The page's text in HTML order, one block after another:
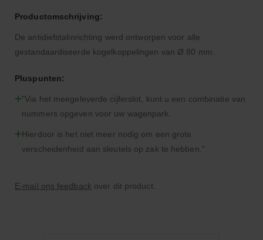
Productomschrijving:
De antidiefstalinrichting werd ontworpen voor alle
gestandaardiseerde kogelkoppelingen van Ø 80 mm.
Pluspunten:
"Via het meegeleverde cijferslot, kunt u een combinatie van
nummers opgeven voor uw wagenpark.
Hierdoor is het niet meer nodig om een grote
verscheidenheid aan sleutels op zak te hebben."
E-mail ons feedback over dit product.